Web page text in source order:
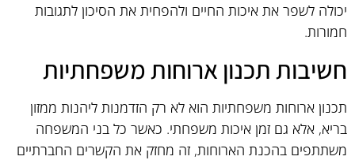
יכולה לשפר את איכות החיים ולהפחית את הסיכון לתגובות
חמורות.
חשיבות תכנון ארוחות משפחתיות
תכנון ארוחות משפחתיות הוא לא רק הזדמנות ליהנות ממזון
בריא, אלא גם זמן איכות משפחתי. כאשר כל בני המשפחה
משתתפים בהכנת הארוחות, זה מחזק את הקשרים החברתיים